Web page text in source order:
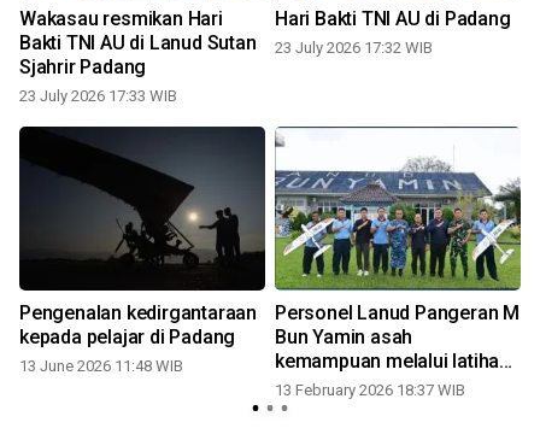
Wakasau resmikan Hari
Bakti TNI AU di Lanud Sutan
Sjahrir Padang
23 July 2026 17:33 WIB
Hari Bakti TNI AU di Padang
23 July 2026 17:32 WIB
Pengenalan kedirgantaraan
kepada pelajar di Padang
13 June 2026 11:48 WIB
Personel Lanud Pangeran M
Bun Yamin asah
kemampuan melalui latihan
aeromodeling
13 February 2026 18:37 WIB